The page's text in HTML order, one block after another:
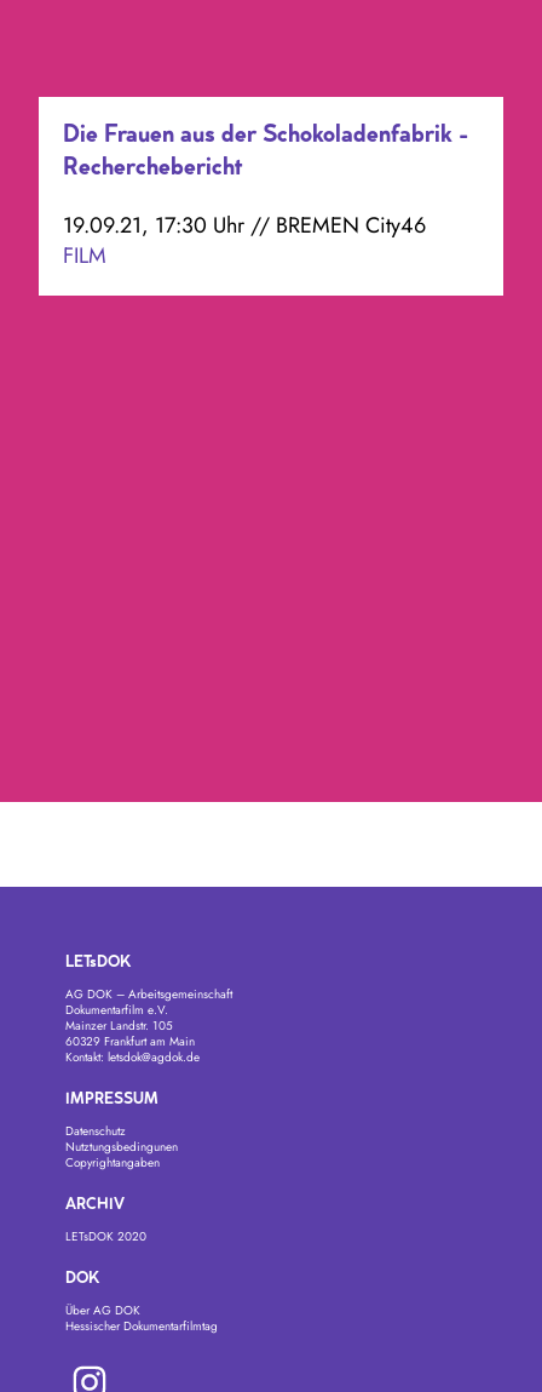
Die Frauen aus der Schokoladenfabrik -
Recherchebericht
19.09.21, 17:30 Uhr // BREMEN City46
FILM
LETsDOK
AG DOK – Arbeitsgemeinschaft
Dokumentarfilm e.V.
Mainzer Landstr. 105
60329 Frankfurt am Main
Kontakt: letsdok@agdok.de
IMPRESSUM
Datenschutz
Nutztungsbedingunen
Copyrightangaben
ARCHIV
LETsDOK 2020
DOK
Über AG DOK
Hessischer Dokumentarfilmtag